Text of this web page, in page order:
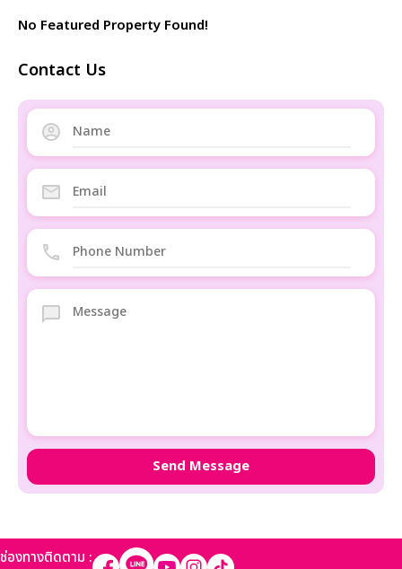
No Featured Property Found!
Contact Us
ช่องทางติดตาม :